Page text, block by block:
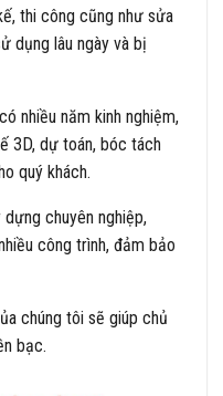
thi công cũng như sửa
dụng lâu ngày và bị
nhiều năm kinh nghiệm,
3D, dự toán, bóc tách
quý khách.
chuyên nghiệp,
công trình, đảm bảo
chúng tôi sẽ giúp chủ
bạc.